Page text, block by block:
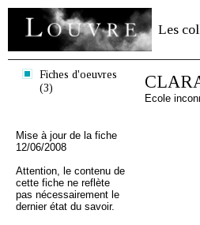
Les
Fiches d'oeuvres
(3)
Mise à jour de la fiche
12/06/2008
Attention, le contenu de
cette fiche ne reflète
pas nécessairement le
dernier état du savoir.
Ecole